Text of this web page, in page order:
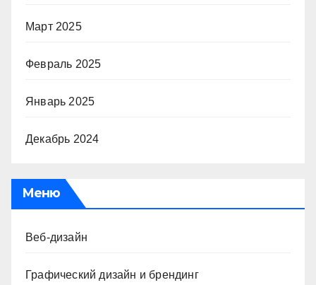
Март 2025
Февраль 2025
Январь 2025
Декабрь 2024
Меню
Веб-дизайн
Графический дизайн и брендинг